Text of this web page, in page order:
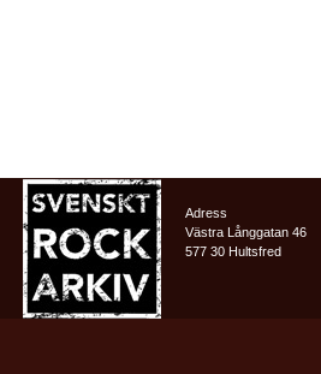
Adress
Västra Långgatan 46
577 30 Hultsfred